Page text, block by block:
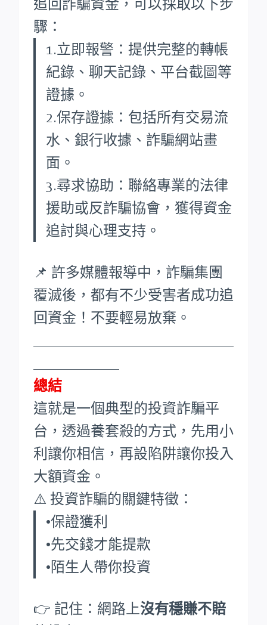
追回詐騙資金，可以採取以下步
驟：
1.立即報警：提供完整的轉帳
紀錄、聊天記錄、平台截圖等
證據。
2.保存證據：包括所有交易流
水、銀行收據、詐騙網站畫
面。
3.尋求協助：聯絡專業的法律
援助或反詐騙協會，獲得資金
追討與心理支持。
📌 許多媒體報導中，詐騙集團
覆滅後，都有不少受害者成功追
回資金！不要輕易放棄。
總結
這就是一個典型的投資詐騙平
台，透過養套殺的方式，先用小
利讓你相信，再設陷阱讓你投入
大額資金。
⚠️ 投資詐騙的關鍵特徵：
•保證獲利
•先交錢才能提款
•陌生人帶你投資
👉 記住：網路上沒有穩賺不賠